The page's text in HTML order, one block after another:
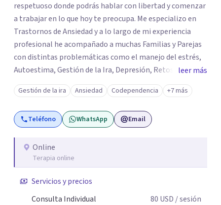
respetuoso donde podrás hablar con libertad y comenzar
a trabajar en lo que hoy te preocupa. Me especializo en
Trastornos de Ansiedad y a lo largo de mi experiencia
profesional he acompañado a muchas Familias y Parejas
con distintas problemáticas como el manejo del estrés,
Autoestima, Gestión de la Ira, Depresión, Retos en la
Crianza, Codependencia, Celos, entre otros. Cuento con
más de 12 años de experiencia en el área de la Salud
mental y he trabajado en distintos contextos clínicos con
niños, Adolescentes y Adultos
leer más
Gestión de la ira Ansiedad Codependencia +7 más
Teléfono WhatsApp Email
Online
Terapia online
Servicios y precios
Consulta Individual
80 USD / sesión